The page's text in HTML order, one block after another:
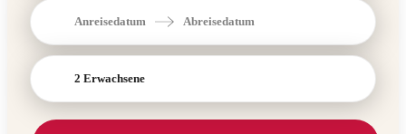
Anreisedatum Abreisedatum
2 Erwachsene